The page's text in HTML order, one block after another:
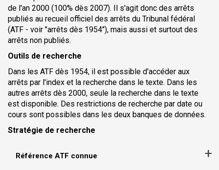
de l'an 2000 (100% dès 2007). Il s'agit donc des arrêts
publiés au recueil officiel des arrêts du Tribunal fédéral
(ATF - voir "arrêts dès 1954"), mais aussi et surtout des
arrêts non publiés.
Outils de recherche
Dans les ATF dès 1954, il est possible d'accéder aux
arrêts par l'index et la recherche dans le texte. Dans les
autres arrêts dès 2000, seule la recherche dans le texte
est disponible. Des restrictions de recherche par date ou
cours sont possibles dans les deux banques de données.
Stratégie de recherche
+
Référence ATF connue